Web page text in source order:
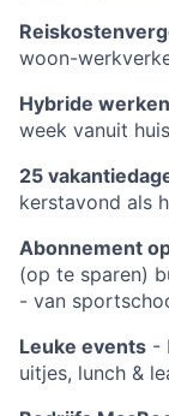
woon-
Hybride werken
week vanuit
25
kerstavond als
Abonnement
(op te sparen)
- van
Leuke events -
uitjes, lunch &